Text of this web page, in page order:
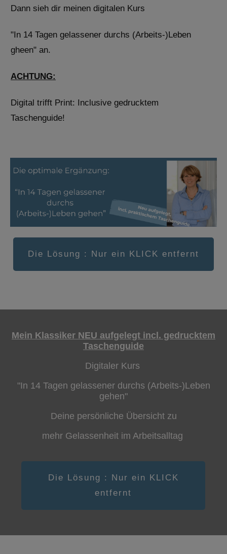
Dann sieh dir meinen digitalen Kurs
"In 14 Tagen gelassener durchs (Arbeits-)Leben
gheen" an.
ACHTUNG:
Digital trifft Print: Inclusive gedrucktem
Taschenguide!
Die Lösung : Nur ein KLICK entfernt
Mein Klassiker NEU aufgelegt incl. gedrucktem
Taschenguide
Digitaler Kurs
"In 14 Tagen gelassener durchs (Arbeits-)Leben
gehen"
Deine persönliche Übersicht zu
mehr Gelassenheit im Arbeitsalltag
Die Lösung : Nur ein KLICK
entfernt